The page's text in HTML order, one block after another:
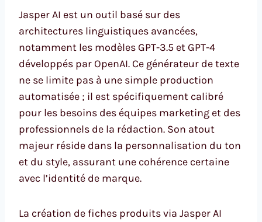
Jasper AI est un outil basé sur des
architectures linguistiques avancées,
notamment les modèles GPT-3.5 et GPT-4
développés par OpenAI. Ce générateur de texte
ne se limite pas à une simple production
automatisée ; il est spécifiquement calibré
pour les besoins des équipes marketing et des
professionnels de la rédaction. Son atout
majeur réside dans la personnalisation du ton
et du style, assurant une cohérence certaine
avec l’identité de marque.
La création de fiches produits via Jasper AI